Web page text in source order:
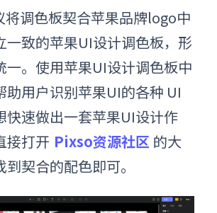
将调色板契合苹果品牌logo中
一致的苹果UI设计调色板，形
一。使用苹果UI设计调色板中
助用户识别苹果UI的各种 UI
快速做出一套苹果UI设计作
接打开 Pixso资源社区 的大
到契合的配色即可。